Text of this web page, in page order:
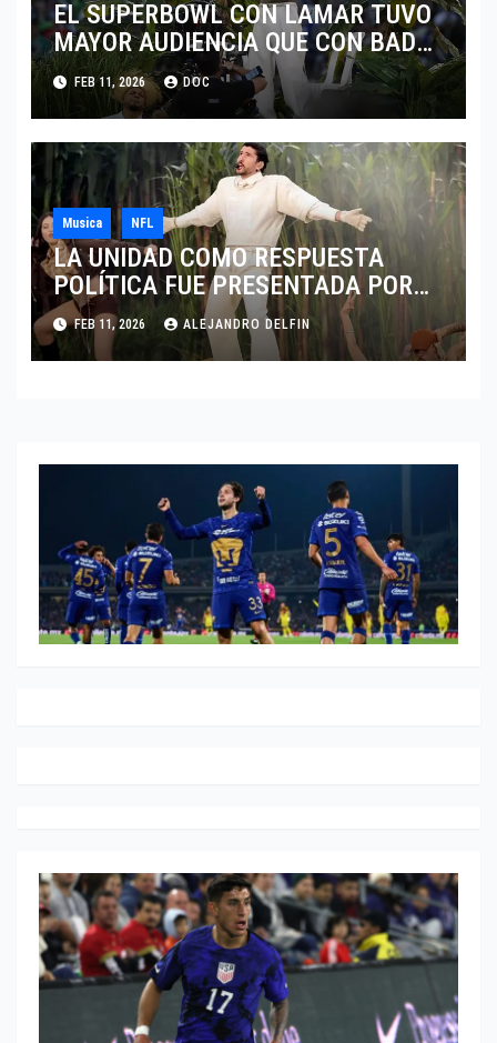
EL SUPERBOWL CON LAMAR TUVO
MAYOR AUDIENCIA QUE CON BAD
BUNNY
FEB 11, 2026 DOC
Musica NFL
LA UNIDAD COMO RESPUESTA
POLÍTICA FUE PRESENTADA POR
BAD BUNNY EN EL SUPER BOWL LX
FEB 11, 2026 ALEJANDRO DELFIN